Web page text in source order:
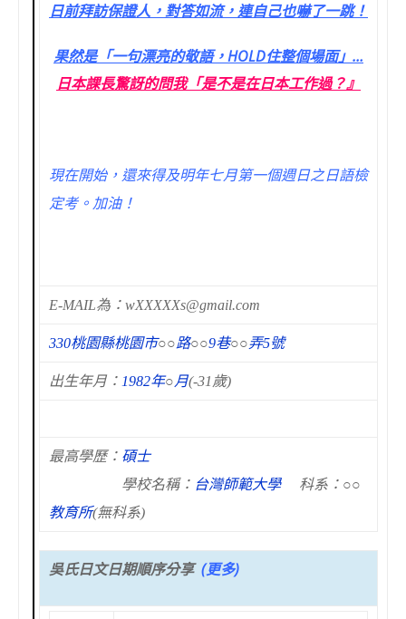
日前拜訪保證人，對答如流，連自己也嚇了一跳！
果然是「一句漂亮的敬語，HOLD住整個場面」…
日本課長驚訝的問我「是不是在日本工作過？』
現在開始，還來得及明年七月第一個週日之日語檢
定考。加油！
E-MAIL為：wXXXXXs@gmail.com
330桃園縣桃園市○○路○○9巷○○弄5號
出生年月： 1982年○月(-31歲)
最高學歷： 碩士
學校名稱： 台灣師範大學 科系： ○○
教育所(無科系)
吳氏日文日期順序分享 (更多)